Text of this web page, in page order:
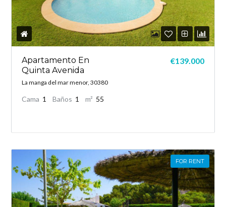
Apartamento En
Quinta Avenida
La manga del mar menor, 30380
€139.000
Cama 1 Baños 1 m² 55
FOR RENT